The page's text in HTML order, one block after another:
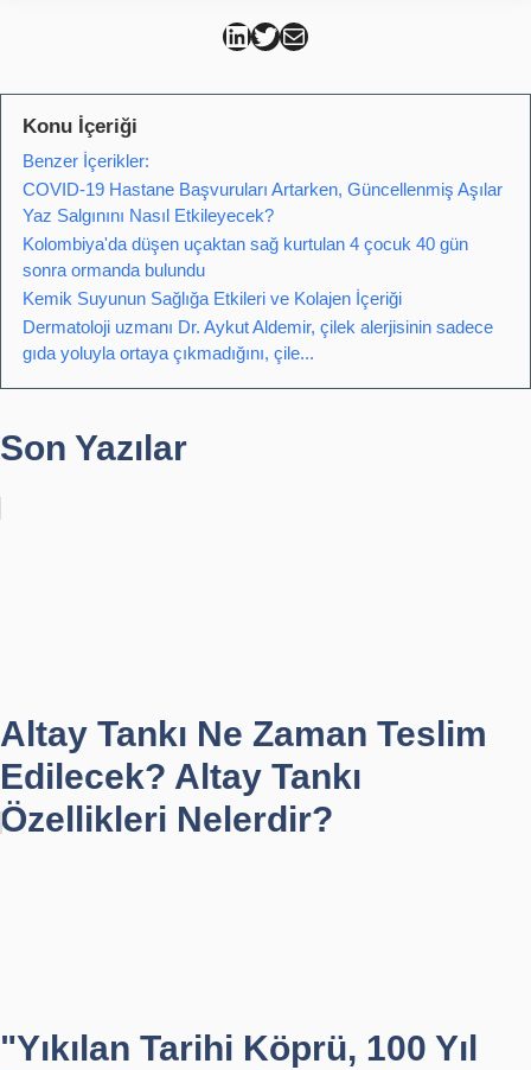
Can Kütahya Linkedin
Can Kütahya Twitter
Can Kütahya Mail
Konu İçeriği
Benzer İçerikler:
COVID-19 Hastane Başvuruları Artarken, Güncellenmiş Aşılar
Yaz Salgınını Nasıl Etkileyecek?
Kolombiya'da düşen uçaktan sağ kurtulan 4 çocuk 40 gün
sonra ormanda bulundu
Kemik Suyunun Sağlığa Etkileri ve Kolajen İçeriği
Dermatoloji uzmanı Dr. Aykut Aldemir, çilek alerjisinin sadece
gıda yoluyla ortaya çıkmadığını, çile...
Son Yazılar
Altay Tankı Ne Zaman Teslim
Edilecek? Altay Tankı
Özellikleri Nelerdir?
"Yıkılan Tarihi Köprü, 100 Yıl